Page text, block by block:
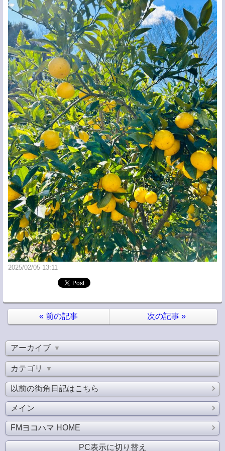
2025/02/05 13:11
« 前の記事 次の記事 »
アーカイブ ▼
カテゴリ ▼
以前の街角日記はこちら
メイン
FMヨコハマ HOME
PC表示に切り替え